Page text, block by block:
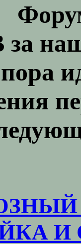
пора
И